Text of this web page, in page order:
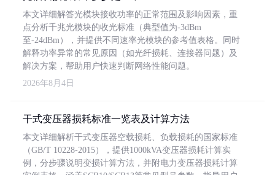
本文详细解答光模块接收功率的正常范围及影响因素，重
点分析千兆光模块的收光标准（典型值为-3dBm
至-24dBm），并提供不同速率光模块的参考值表格。同时
解释功率异常的常见原因（如光纤损耗、连接器问题）及
解决方案，帮助用户快速判断网络性能问题。
2026年8月4日
干式变压器损耗标准一览表及计算方法
本文详细解析干式变压器空载损耗、负载损耗的国家标准
（GB/T 10228-2015），提供1000kVA变压器损耗计算实
例，分步骤说明变损计算方法，并附电力变压器损耗计算